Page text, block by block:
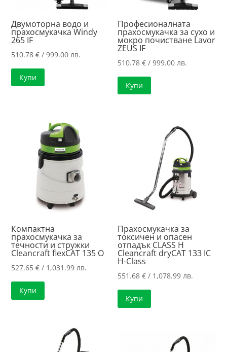
Двумоторна водо и
прахосмукачка Windy
265 IF
510.78€ / 999.00 лв.
Купи
Професионалната
прахосмукачка за сухо и
мокро почистване Lavor
ZEUS IF
510.78€ / 999.00 лв.
Купи
Компактна
прахосмукачка за
течности и стружки
Cleancraft flexCAT 135 O
527.65€ / 1,031.99 лв.
Купи
Прахосмукачка за
токсичен и опасен
отпадък CLASS H
Cleancraft dryCAT 133 IC
H-Class
551.68€ / 1,078.99 лв.
Купи